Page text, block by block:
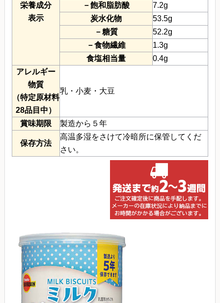
栄養成分
表示
－飽和脂肪酸
7.2g
炭水化物
53.5g
－糖質
52.2g
－食物繊維
1.3g
食塩相当量
0.4g
アレルギー
物質
（特定原材料
28品目中）
乳・小麦・大豆
賞味期限 製造から５年
保存方法
高温多湿をさけて冷暗所に保管してくだ
さい。